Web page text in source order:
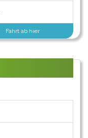
Fahrt ab hier